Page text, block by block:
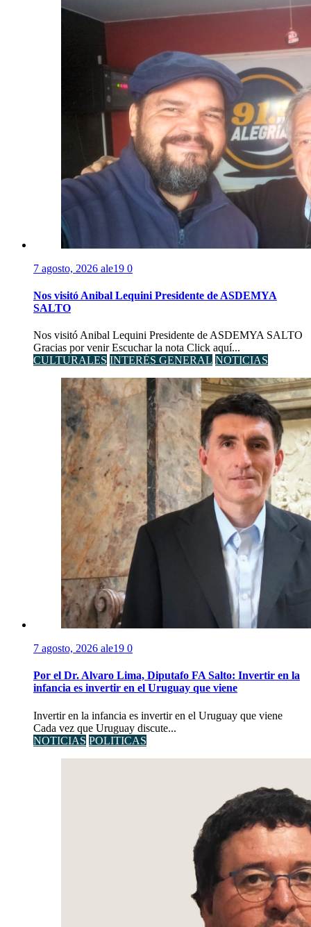
7 agosto, 2026 ale19 0
Nos visitó Anibal Lequini Presidente de ASDEMYA
SALTO
Nos visitó Anibal Lequini Presidente de ASDEMYA SALTO
Gracias por venir Escuchar la nota Click aquí...
CULTURALES INTERÉS GENERAL NOTICIAS
7 agosto, 2026 ale19 0
Por el Dr. Alvaro Lima, Diputafo FA Salto: Invertir en la
infancia es invertir en el Uruguay que viene
Invertir en la infancia es invertir en el Uruguay que viene
Cada vez que Uruguay discute...
NOTICIAS POLITICAS